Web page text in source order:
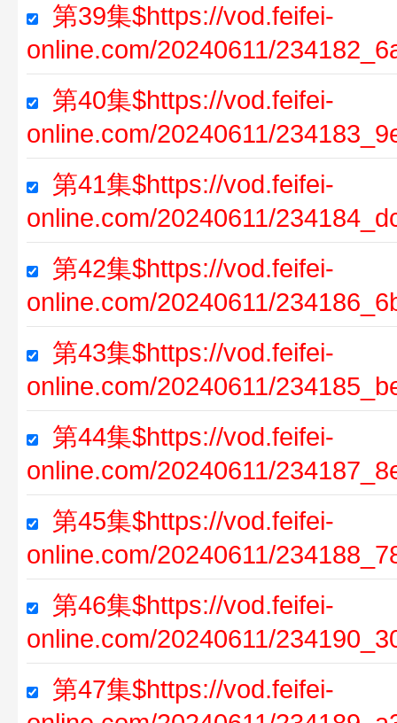
第39集$https://vod.feifei-
online.com/20240611/
第40集$https://vod.feifei-
online.com/20240611/
第41集$https://vod.feifei-
online.com/20240611/
第42集$https://vod.feifei-
online.com/20240611/
第43集$https://vod.feifei-
online.com/20240611/
第44集$https://vod.feifei-
online.com/20240611/
第45集$https://vod.feifei-
online.com/20240611/
第46集$https://vod.feifei-
online.com/20240611/
第47集$https://vod.feifei-